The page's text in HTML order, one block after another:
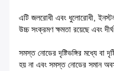
এটি জলরোধী এবং ধুলোরোধী,
উচ্চ সংক্রমণ ক্ষমতা রয়েছে এবং
সমস্ত নোডের দৃষ্টিভঙ্গির মধ্যে বা
হয় না এবং সমস্ত নোডের সমান